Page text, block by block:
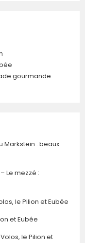
gourmande
Markstein : beaux
Le mezzé :
le Pilion et Eubée
et Eubée
le Pilion et